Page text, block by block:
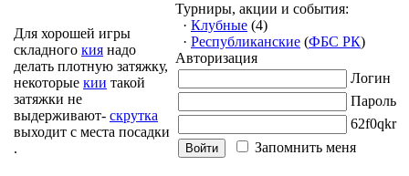
Для хорошей игры
складного кия надо
делать плотную затяжку,
некоторые кии такой
затяжки не
выдерживают- скрутка
выходит с места посадки
.
Турниры, акции и события:
· Клубные (4)
· Республиканские (ФБС РК)
Авторизация
Логин
Пароль
f0q
Запомнить меня